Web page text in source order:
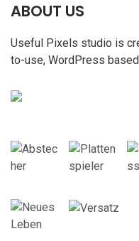
ABOUT US
Useful Pixels studio is
to-use, WordPress